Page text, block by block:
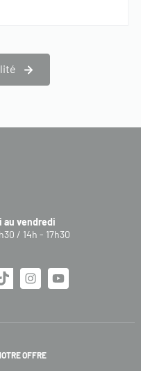
au vendredi
/ 14h - 17h30
OFFRE